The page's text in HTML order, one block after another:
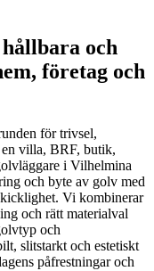
och
företag och
för trivsel,
villa, BRF, butik,
i Vilhelmina
och byte av golv med
Vi kombinerar
och rätt materialval
och
slitstarkt och estetiskt
påfrestningar och